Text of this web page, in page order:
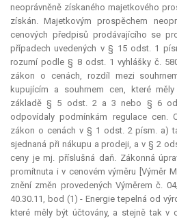
neoprávněně získaného majetkového
získán. Majetkovým prospěchem
cenových předpisů prodávajícího se
případech uvedených v § 15 odst. 1
rozumí podle § 8 odst. 1 vyhlášky č.
zákon o cenách, rozdíl mezi
kupujícím a souhrnem cen, které
základě § 5 odst. 2 a 3 nebo § 6
odpovídaly podmínkám regulace cen.
zákon o cenách v § 1 odst. 2 písm. a)
sjednaná při nákupu a prodeji, a v § 2
ceny je mj. příslušná daň. Zákonná
promítnuta i v cenovém výměru [Výměr
znění změn provedených Výměrem č.
40.30.11, bod (1) - Energie tepelná od
které měly být účtovány, a stejně tak v